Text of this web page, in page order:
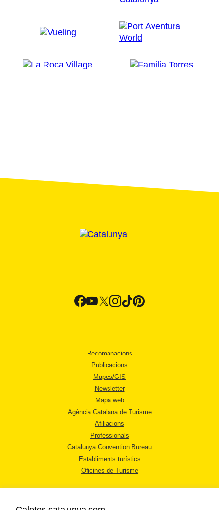
Recomanacions
Publicacions
Mapes/GIS
Newsletter
Mapa web
Agència Catalana de Turisme
Afiliacions
Professionals
Catalunya Convention Bureau
Establiments turístics
Oficines de Turisme